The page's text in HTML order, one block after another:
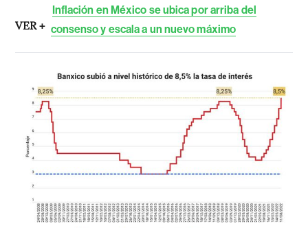
VER +
Inflación en México se ubica por arriba del
consenso y escala a un nuevo máximo